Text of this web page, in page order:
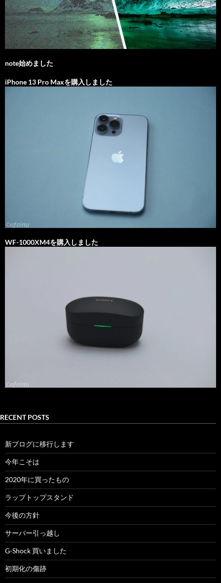
note始めました
iPhone 13 Pro Maxを購入しました
WF-1000XM4を購入しました
RECENT POSTS
新ブログに移行します
今年こそは
2020年に買ったもの
ラップトップスタンド
今後の方針
サーバー引っ越し
G-Shock 買いました
初期化の傷跡